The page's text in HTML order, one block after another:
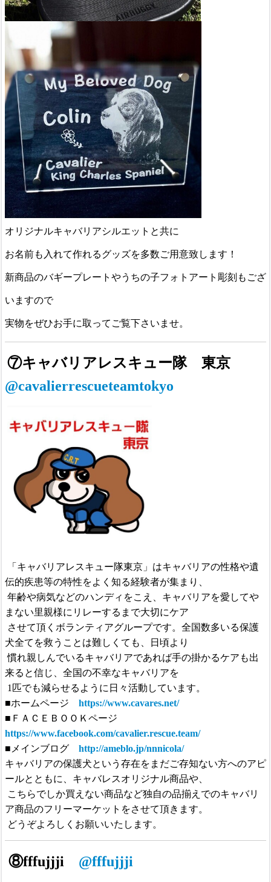
オリジナルキャバリアシルエットと共に
お名前も入れて作れるグッズを多数ご用意致します！
新商品のバギープレートやうちの子フォトアート彫刻もござ
いますので
実物をぜひお手に取ってご覧下さいませ。
⑦キャバリアレスキュー隊 東京
@cavalierrescueteamtokyo
「キャバリアレスキュー隊東京」はキャバリアの性格や遺
伝的疾患等の特性をよく知る経験者が集まり、
年齢や病気などのハンディをこえ、キャバリアを愛してや
まない里親様にリレーするまで大切にケア
させて頂くボランティアグループです。全国数多いる保護
犬全てを救うことは難しくても、日頃より
慣れ親しんでいるキャバリアであれば手の掛かるケアも出
来ると信じ、全国の不幸なキャバリアを
1匹でも減らせるように日々活動しています。
■ホームページ https://www.cavares.net/
■ＦＡＣＥＢＯＯＫページ
https://www.facebook.com/cavalier.rescue.team/
■メインブログ http://ameblo.jp/nnnicola/
キャバリアの保護犬という存在をまだご存知ない方へのアピ
ールとともに、キャバレスオリジナル商品や、
こちらでしか買えない商品など独自の品揃えでのキャバリ
ア商品のフリーマーケットをさせて頂きます。
どうぞよろしくお願いいたします。
⑧fffujjji @fffujjji